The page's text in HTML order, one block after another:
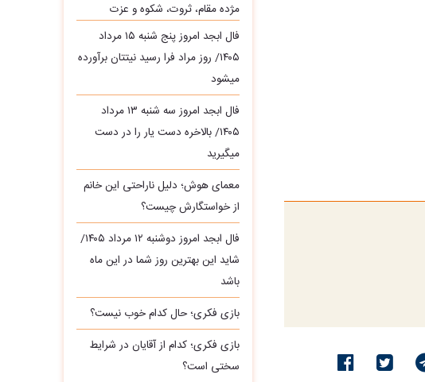
مژده مقام، ثروت، شکوه و عزت
فال ابجد امروز پنج شنبه ۱۵ مرداد
۱۴۰۵/ روز مراد فرا رسید نیتتان برآورده
میشود
فال ابجد امروز سه‌ شنبه ۱۳ مرداد
۱۴۰۵/ بالاخره دست یار را در دست
میگیرید
معمای هوش؛ دلیل ناراحتی این خانم
از خواستگارش چیست؟
فال ابجد امروز دوشنبه ۱۲ مرداد ۱۴۰۵/
شاید این بهترین روز شما در این ماه
باشد
بازی فکری؛ حال کدام خوب نیست؟
بازی فکری؛ کدام از آقایان در شرایط
سختی است؟